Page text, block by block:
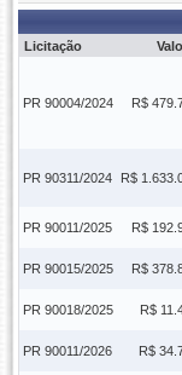
Licitação
PR 90004/2024 R$
PR 90311/2024 R$
PR 90011/2025 R$
PR 90015/2025 R$
PR 90018/2025 R$
PR 90011/2026 R$